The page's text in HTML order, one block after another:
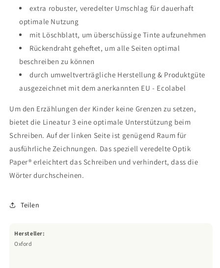
extra robuster, veredelter Umschlag für dauerhaft
optimale Nutzung
mit Löschblatt, um überschüssige Tinte aufzunehmen
Rückendraht geheftet, um alle Seiten optimal
beschreiben zu können
durch umweltverträgliche Herstellung & Produktgüte
ausgezeichnet mit dem anerkannten EU - Ecolabel
Um den Erzählungen der Kinder keine Grenzen zu setzen,
bietet die Lineatur 3 eine optimale Unterstützung beim
Schreiben. Auf der linken Seite ist genügend Raum für
ausführliche Zeichnungen. Das speziell veredelte Optik
Paper® erleichtert das Schreiben und verhindert, dass die
Wörter durchscheinen.
Teilen
Hersteller:
Oxford